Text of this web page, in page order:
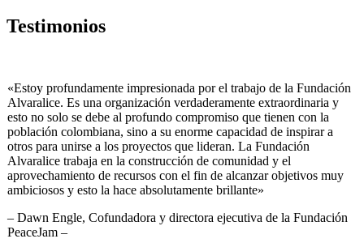
Testimonios
«Estoy profundamente impresionada por el trabajo de la Fundación
Alvaralice. Es una organización verdaderamente extraordinaria y
esto no solo se debe al profundo compromiso que tienen con la
población colombiana, sino a su enorme capacidad de inspirar a
otros para unirse a los proyectos que lideran. La Fundación
Alvaralice trabaja en la construcción de comunidad y el
aprovechamiento de recursos con el fin de alcanzar objetivos muy
ambiciosos y esto la hace absolutamente brillante»
– Dawn Engle, Cofundadora y directora ejecutiva de la Fundación
PeaceJam –